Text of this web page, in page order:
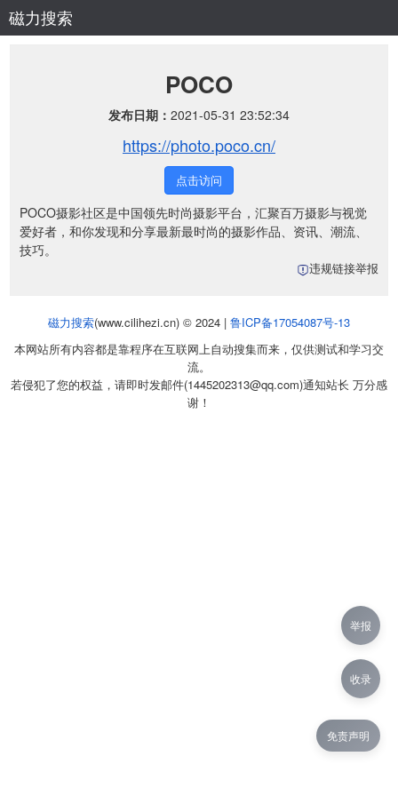
磁力搜索
POCO
发布日期： 2021-05-31 23:52:34
https://photo.poco.cn/
点击访问
POCO摄影社区是中国领先时尚摄影平台，汇聚百万摄影与视觉
爱好者，和你发现和分享最新最时尚的摄影作品、资讯、潮流、
技巧。
违规链接举报
磁力搜索(www.cilihezi.cn) © 2024 | 鲁ICP备17054087号-13
本网站所有内容都是靠程序在互联网上自动搜集而来，仅供测试和学习交
流。
若侵犯了您的权益，请即时发邮件(1445202313@qq.com)通知站长 万分感
谢！
免责声明
举报
收录